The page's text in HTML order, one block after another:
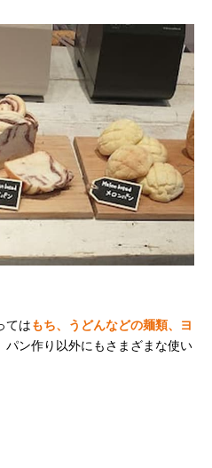
てはもち、うどんなどの麺類、ヨ
パン作り以外にもさまざまな使い